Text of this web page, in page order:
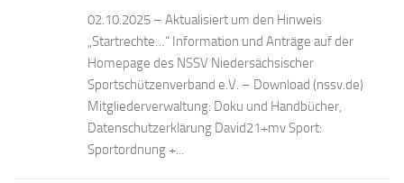
02.10.2025 – Aktualisiert um den Hinweis
„Startrechte…“ Information und Anträge auf der
Homepage des NSSV Niedersächsischer
Sportschützenverband e.V. – Download (nssv.de)
Mitgliederverwaltung: Doku und Handbücher,
Datenschutzerklärung David21+mv Sport:
Sportordnung +...